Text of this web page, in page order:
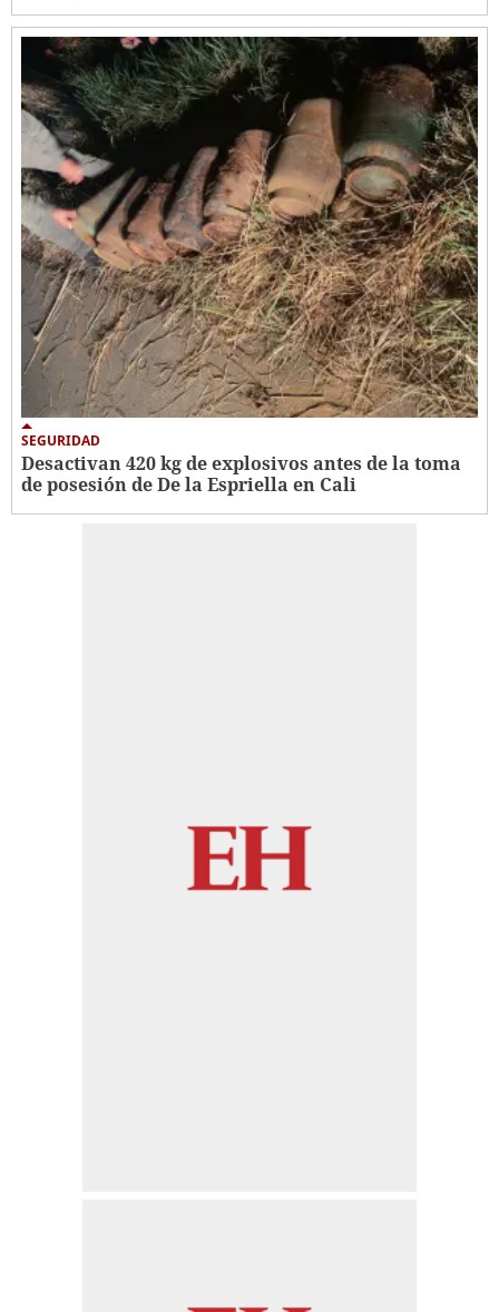
SEGURIDAD
Desactivan 420 kg de explosivos antes de la toma
de posesión de De la Espriella en Cali